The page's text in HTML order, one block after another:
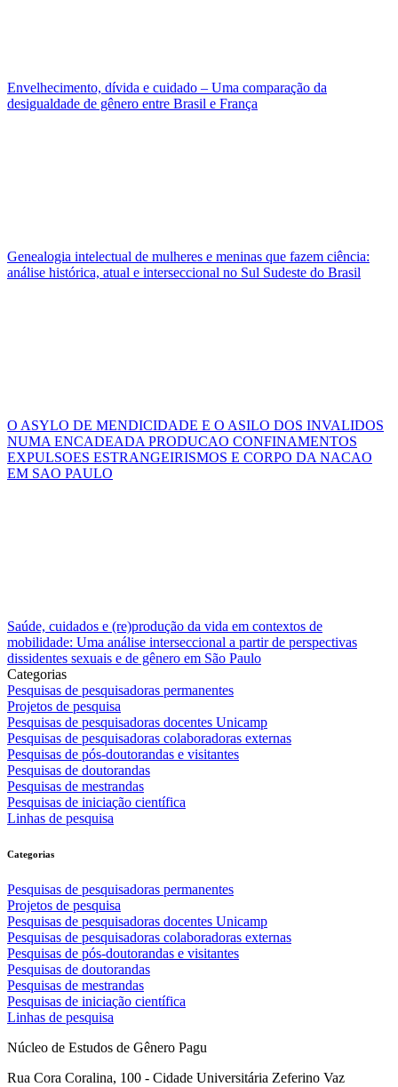
Envelhecimento, dívida e cuidado – Uma comparação da
desigualdade de gênero entre Brasil e França
Genealogia intelectual de mulheres e meninas que fazem ciência:
análise histórica, atual e interseccional no Sul Sudeste do Brasil
O ASYLO DE MENDICIDADE E O ASILO DOS INVALIDOS
NUMA ENCADEADA PRODUCAO CONFINAMENTOS
EXPULSOES ESTRANGEIRISMOS E CORPO DA NACAO
EM SAO PAULO
Saúde, cuidados e (re)produção da vida em contextos de
mobilidade: Uma análise interseccional a partir de perspectivas
dissidentes sexuais e de gênero em São Paulo
Categorias
Pesquisas de pesquisadoras permanentes
Projetos de pesquisa
Pesquisas de pesquisadoras docentes Unicamp
Pesquisas de pesquisadoras colaboradoras externas
Pesquisas de pós-doutorandas e visitantes
Pesquisas de doutorandas
Pesquisas de mestrandas
Pesquisas de iniciação científica
Linhas de pesquisa
Categorias
Pesquisas de pesquisadoras permanentes
Projetos de pesquisa
Pesquisas de pesquisadoras docentes Unicamp
Pesquisas de pesquisadoras colaboradoras externas
Pesquisas de pós-doutorandas e visitantes
Pesquisas de doutorandas
Pesquisas de mestrandas
Pesquisas de iniciação científica
Linhas de pesquisa
Núcleo de Estudos de Gênero Pagu
Rua Cora Coralina, 100 - Cidade Universitária Zeferino Vaz